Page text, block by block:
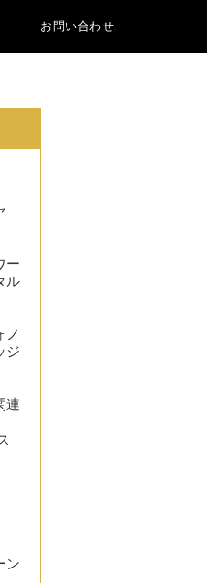
お問い合わせ
ー
ル
ノ
ジ
連
ン